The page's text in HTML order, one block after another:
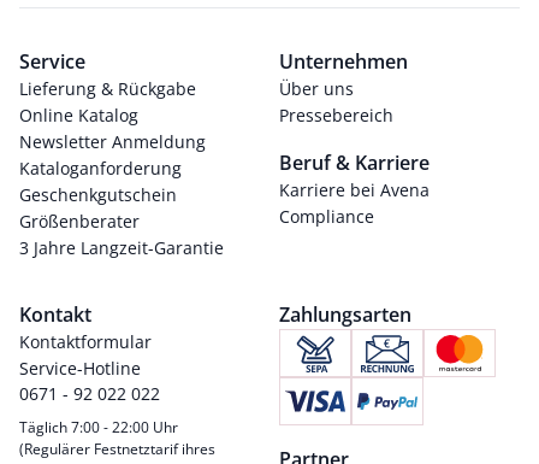
Service
Lieferung & Rückgabe
Online Katalog
Newsletter Anmeldung
Kataloganforderung
Geschenkgutschein
Größenberater
3 Jahre Langzeit-Garantie
Unternehmen
Über uns
Pressebereich
Beruf & Karriere
Karriere bei Avena
Compliance
Kontakt
Kontaktformular
Service-Hotline
0671 - 92 022 022
Täglich 7:00 - 22:00 Uhr
(Regulärer Festnetztarif ihres
Zahlungsarten